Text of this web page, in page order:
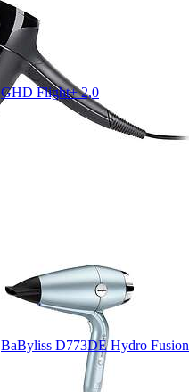
GHD Flight+ 2,0
BaByliss D773DE Hydro Fusion